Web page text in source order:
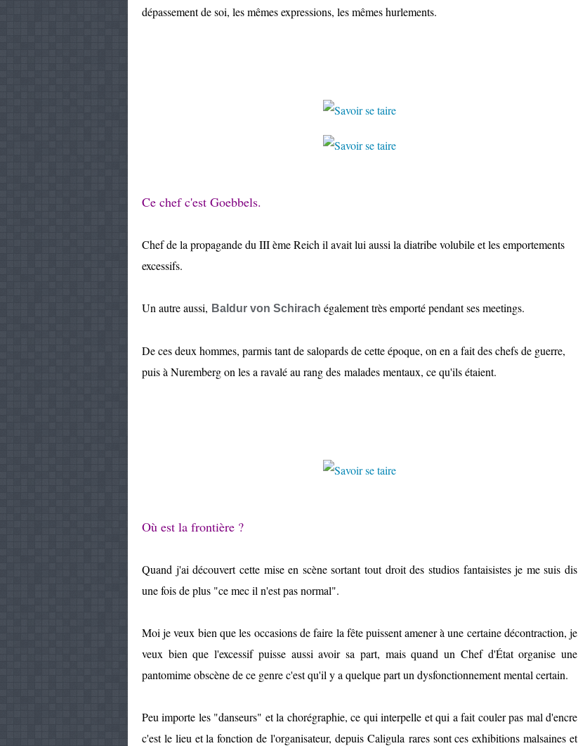
dépassement de soi, les mêmes expressions, les mêmes hurlements.
Ce chef c'est Goebbels.
Chef de la propagande du III ème Reich il avait lui aussi la diatribe volubile et les emportements
excessifs.
Un autre aussi, Baldur von Schirach également très emporté pendant ses meetings.
De ces deux hommes, parmis tant de salopards de cette époque, on en a fait des chefs de guerre,
puis à Nuremberg on les a ravalé au rang des malades mentaux, ce qu'ils étaient.
Où est la frontière ?
Quand j'ai découvert cette mise en scène sortant tout droit des studios fantaisistes je me suis dis
une fois de plus "ce mec il n'est pas normal".
Moi je veux bien que les occasions de faire la fête puissent amener à une certaine décontraction, je
veux bien que l'excessif puisse aussi avoir sa part, mais quand un Chef d'État organise une
pantomime obscène de ce genre c'est qu'il y a quelque part un dysfonctionnement mental certain.
Peu importe les "danseurs" et la chorégraphie, ce qui interpelle et qui a fait couler pas mal d'encre
c'est le lieu et la fonction de l'organisateur, depuis Caligula rares sont ces exhibitions malsaines et